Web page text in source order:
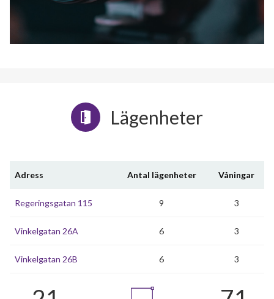
Lägenheter
Adress Antal lägenheter Våningar
Regeringsgatan 115 9 3
Vinkelgatan 26A 6 3
Vinkelgatan 26B 6 3